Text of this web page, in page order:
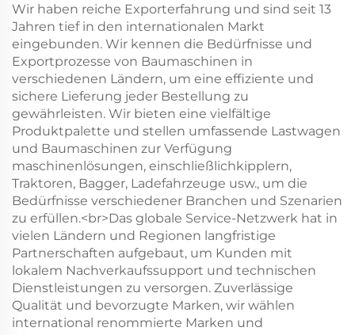
Wir haben reiche Exporterfahrung und sind seit 13
Jahren tief in den internationalen Markt
eingebunden. Wir kennen die Bedürfnisse und
Exportprozesse von Baumaschinen in
verschiedenen Ländern, um eine effiziente und
sichere Lieferung jeder Bestellung zu
gewährleisten. Wir bieten eine vielfältige
Produktpalette und stellen umfassende Lastwagen
und Baumaschinen zur Verfügung
maschinenlösungen, einschließlichkipplern,
Traktoren, Bagger, Ladefahrzeuge usw., um die
Bedürfnisse verschiedener Branchen und Szenarien
zu erfüllen.<br>Das globale Service-Netzwerk hat in
vielen Ländern und Regionen langfristige
Partnerschaften aufgebaut, um Kunden mit
lokalem Nachverkaufssupport und technischen
Dienstleistungen zu versorgen. Zuverlässige
Qualität und bevorzugte Marken, wir wählen
international renommierte Marken und